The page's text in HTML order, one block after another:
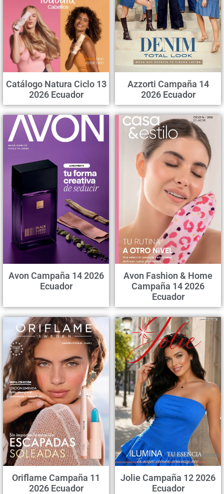
Catálogo Natura Ciclo 13
2026 Ecuador
Azzorti Campaña 14
2026 Ecuador
Avon Campaña 14 2026
Ecuador
Avon Fashion & Home
Campaña 14 2026
Ecuador
Oriflame Campaña 11
2026 Ecuador
Jolie Campaña 12 2026
Ecuador